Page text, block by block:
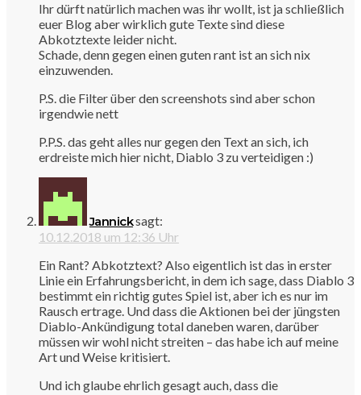
Ihr dürft natürlich machen was ihr wollt, ist ja schließlich
euer Blog aber wirklich gute Texte sind diese
Abkotztexte leider nicht.
Schade, denn gegen einen guten rant ist an sich nix
einzuwenden.
P.S. die Filter über den screenshots sind aber schon
irgendwie nett
P.P.S. das geht alles nur gegen den Text an sich, ich
erdreiste mich hier nicht, Diablo 3 zu verteidigen :)
Jannicksagt:
10.12.2018 um 12:36 Uhr
Ein Rant? Abkotztext? Also eigentlich ist das in erster
Linie ein Erfahrungsbericht, in dem ich sage, dass Diablo 3
bestimmt ein richtig gutes Spiel ist, aber ich es nur im
Rausch ertrage. Und dass die Aktionen bei der jüngsten
Diablo-Ankündigung total daneben waren, darüber
müssen wir wohl nicht streiten – das habe ich auf meine
Art und Weise kritisiert.
Und ich glaube ehrlich gesagt auch, dass die